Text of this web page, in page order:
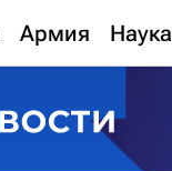
Армия Наука